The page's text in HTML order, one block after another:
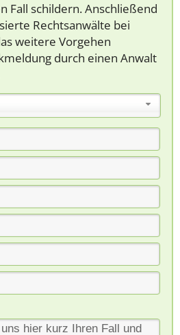
Fall schildern. Anschließend
Rechtsanwälte bei
weitere Vorgehen
durch einen Anwalt